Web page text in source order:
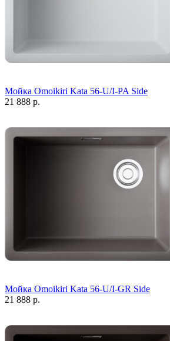
Мойка Omoikiri Kata 56-U/I-PA Side
21 888 р.
Мойка Omoikiri Kata 56-U/I-GR Side
21 888 р.